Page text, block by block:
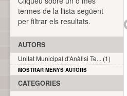
termes de la llista següent
per filtrar els resultats.
AUTORS
Unitat Municipal d'Anàlisi Te... (1)
MOSTRAR MENYS AUTORS
CATEGORIES